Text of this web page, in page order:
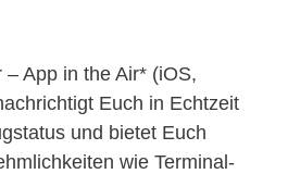
– App in the Air* (iOS,
Euch in Echtzeit
und bietet Euch
wie Terminal-